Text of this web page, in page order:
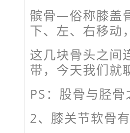
髌骨—俗称膝盖
下、左、右移动
这几块骨头之间
带，今天我们就
PS：股骨与胫
2、膝关节软骨